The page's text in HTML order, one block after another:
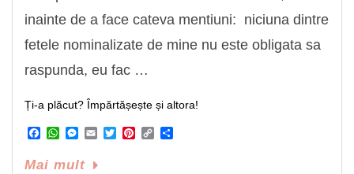
inainte de a face cateva mentiuni: niciuna dintre
fetele nominalizate de mine nu este obligata sa
raspunda, eu fac …
Ți-a plăcut? Împărtășește și altora!
Facebook
WhatsApp
Messenger
EmailTwitterPinterest
Copy
Mai mult